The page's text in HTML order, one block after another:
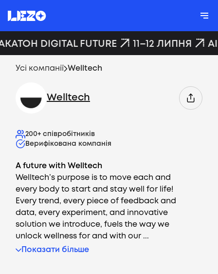
DIGITAL FUTURE 11–12 ЛИПНЯ
Усі компанії Welltech
Welltech
200+ співробітників
Верифікована компанія
A future with Welltech
Welltech’s purpose is to move each and
every body to start and stay well for life!
Every trend, every piece of feedback and
data, every experiment, and innovative
solution we introduce, fuels the way we
unlock wellness for and with our ...
Показати більше